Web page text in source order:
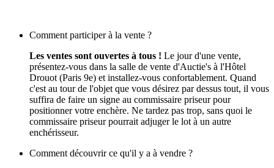
Comment participer à la vente ?
Les ventes sont ouvertes à tous ! Le jour d'une vente,
présentez-vous dans la salle de vente d'Auctie's à l'Hôtel
Drouot (Paris 9e) et installez-vous confortablement. Quand
c'est au tour de l'objet que vous désirez par dessus tout, il vous
suffira de faire un signe au commissaire priseur pour
positionner votre enchère. Ne tardez pas trop, sans quoi le
commissaire priseur pourrait adjuger le lot à un autre
enchérisseur.
Comment découvrir ce qu'il y a à vendre ?